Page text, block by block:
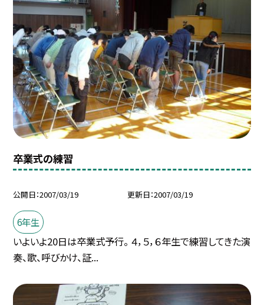
卒業式の練習
公開日 2007/03/19 更新日 2007/03/19
6年生
いよいよ20日は卒業式予行。 ４，５，６年生で練習してきた演
奏、歌、呼びかけ、証...